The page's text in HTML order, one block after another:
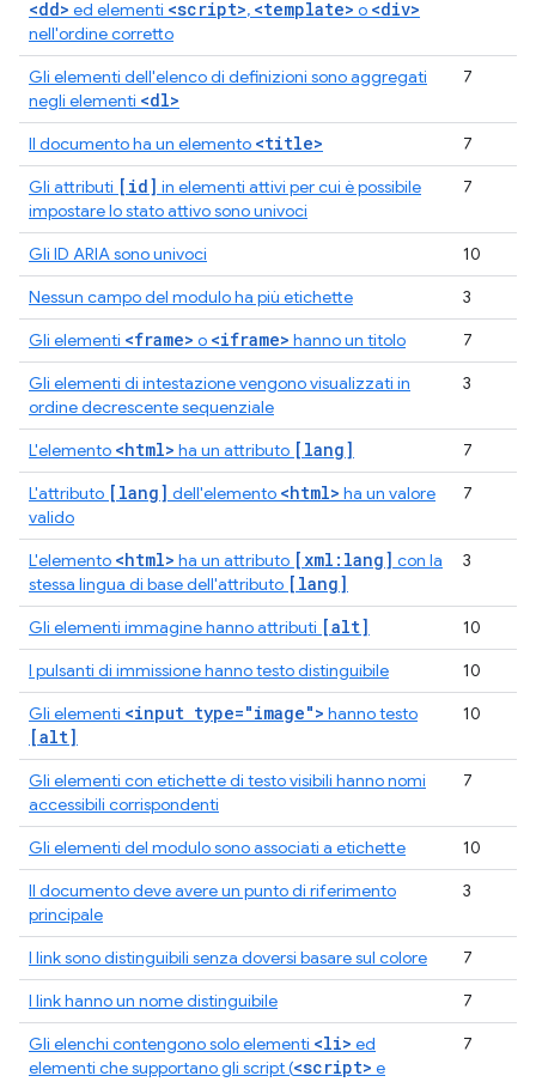
<dd> ed elementi <script>, <template> o <div>
nell'ordine corretto
Gli elementi dell'elenco di definizioni sono aggregati
negli elementi <dl>
7
Il documento ha un elemento <title>
7
Gli attributi [id] in elementi attivi per cui è possibile
impostare lo stato attivo sono univoci
7
Gli ID ARIA sono univoci
10
Nessun campo del modulo ha più etichette
3
Gli elementi <frame> o <iframe> hanno un titolo
7
Gli elementi di intestazione vengono visualizzati in
ordine decrescente sequenziale
3
L'elemento <html> ha un attributo [lang]
7
L'attributo [lang] dell'elemento <html> ha un valore
valido
7
L'elemento <html> ha un attributo [xml:lang] con la
stessa lingua di base dell'attributo [lang]
3
Gli elementi immagine hanno attributi [alt]
10
I pulsanti di immissione hanno testo distinguibile
10
Gli elementi <input type="image"> hanno testo
[alt]
10
Gli elementi con etichette di testo visibili hanno nomi
accessibili corrispondenti
7
Gli elementi del modulo sono associati a etichette
10
Il documento deve avere un punto di riferimento
principale
3
I link sono distinguibili senza doversi basare sul colore
7
I link hanno un nome distinguibile
7
Gli elenchi contengono solo elementi <li> ed
elementi che supportano gli script (<script> e
7